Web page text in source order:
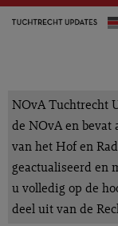
NOvA Tuchtrecht
de NOvA en
van het Hof en
geactualiseerd en
u volledig op de
deel uit van de